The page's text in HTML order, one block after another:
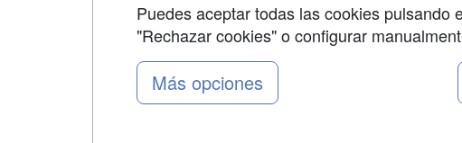
Grupo formazion:
Puedes aceptar todas las cookies
"Rechazar cookies" o configurar
Más opciones